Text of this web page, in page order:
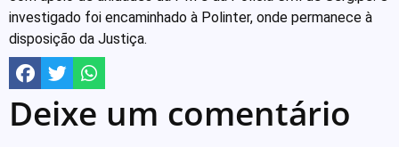
investigado foi encaminhado à Polinter, onde permanece à
disposição da Justiça.
Deixe um comentário